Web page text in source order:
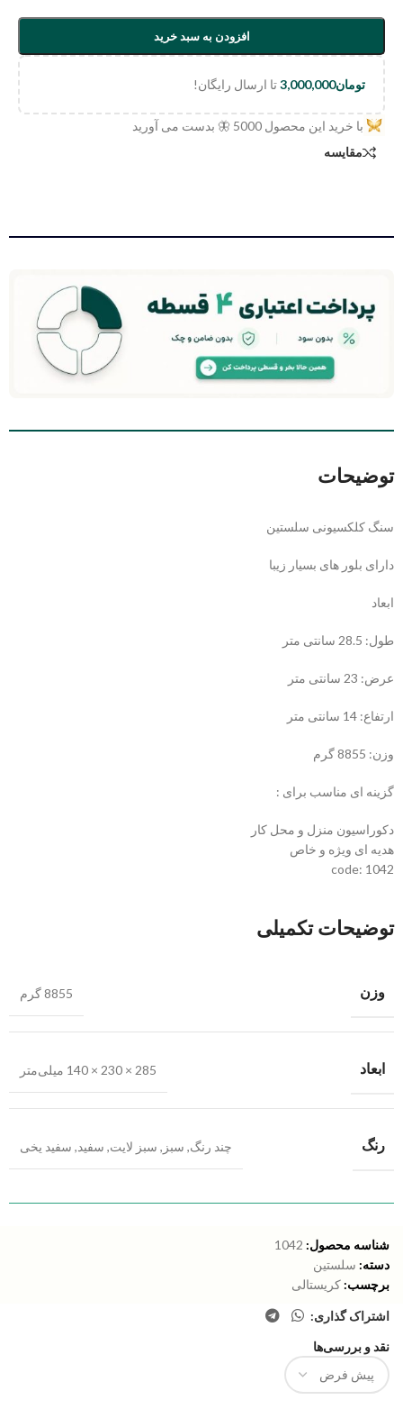
افزودن به سبد خرید
تومان3,000,000تا ارسال رایگان!
با خرید این محصول 5000 🦋 بدست می آورید
مقایسه
توضیحات
سنگ کلکسیونی سلستین
دارای بلور های بسیار زیبا
ابعاد
طول: 28.5 سانتی متر
عرض: 23 سانتی متر
ارتفاع: 14 سانتی متر
وزن: 8855 گرم
گزینه ای مناسب برای :
دکوراسیون منزل و محل کار
هدیه ای ویژه و خاص
code: 1042
توضیحات تکمیلی
وزن 8855 گرم
ابعاد 285 × 230 × 140 میلی‌متر
رنگ چند رنگ, سبز , سبز لایت, سفید, سفید یخی
شناسه محصول: 1042
دسته: سلستین
برچسب: کریستالی
اشتراک گذاری:
نقد و بررسی‌ها